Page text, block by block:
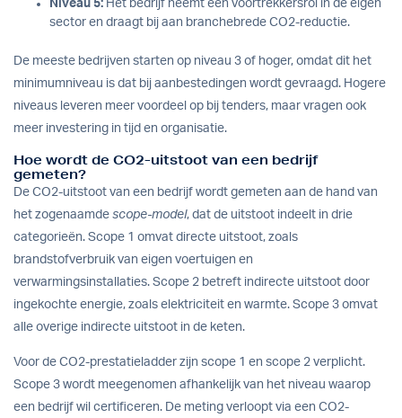
Niveau 5: Het bedrijf neemt een voortrekkersrol in de eigen
sector en draagt bij aan branchebrede CO2-reductie.
De meeste bedrijven starten op niveau 3 of hoger, omdat dit het
minimumniveau is dat bij aanbestedingen wordt gevraagd. Hogere
niveaus leveren meer voordeel op bij tenders, maar vragen ook
meer investering in tijd en organisatie.
Hoe wordt de CO2-uitstoot van een bedrijf
gemeten?
De CO2-uitstoot van een bedrijf wordt gemeten aan de hand van
het zogenaamde scope-model, dat de uitstoot indeelt in drie
categorieën. Scope 1 omvat directe uitstoot, zoals
brandstofverbruik van eigen voertuigen en
verwarmingsinstallaties. Scope 2 betreft indirecte uitstoot door
ingekochte energie, zoals elektriciteit en warmte. Scope 3 omvat
alle overige indirecte uitstoot in de keten.
Voor de CO2-prestatieladder zijn scope 1 en scope 2 verplicht.
Scope 3 wordt meegenomen afhankelijk van het niveau waarop
een bedrijf wil certificeren. De meting verloopt via een CO2-